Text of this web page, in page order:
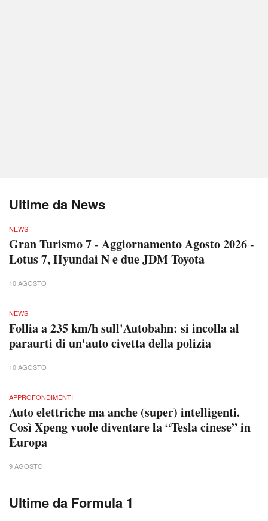
Ultime da News
NEWS
Gran Turismo 7 - Aggiornamento Agosto 2026 -
Lotus 7, Hyundai N e due JDM Toyota
10 AGOSTO
NEWS
Follia a 235 km/h sull'Autobahn: si incolla al
paraurti di un'auto civetta della polizia
10 AGOSTO
APPROFONDIMENTI
Auto elettriche ma anche (super) intelligenti.
Così Xpeng vuole diventare la “Tesla cinese” in
Europa
9 AGOSTO
Ultime da Formula 1